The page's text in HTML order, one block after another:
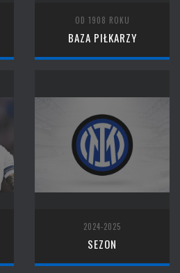
OD 1908 ROKU
BAZA PIŁKARZY
2024-2025
SEZON